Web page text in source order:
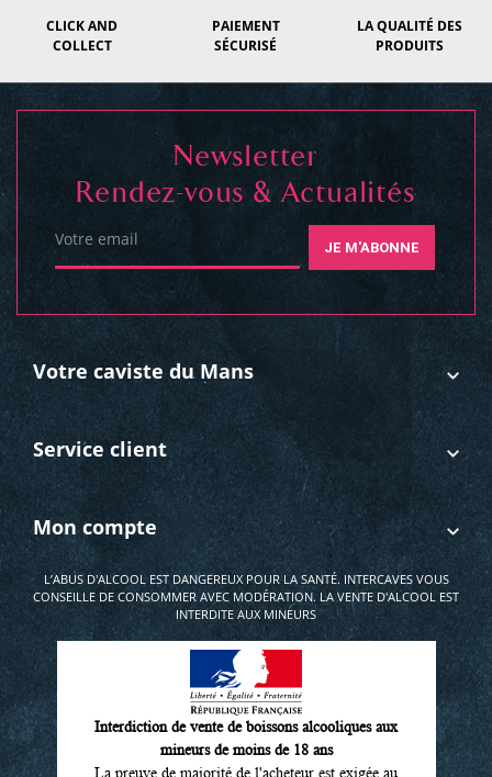
CLICK AND
COLLECT
PAIEMENT
SÉCURISÉ
LA QUALITÉ DES
PRODUITS
Votre caviste du Mans
Service client
Mon compte
Newsletter
Rendez-vous & Actualités
Votre email JE M'ABONNE
L’ABUS D'ALCOOL EST DANGEREUX POUR LA SANTÉ. INTERCAVES VOUS
CONSEILLE DE CONSOMMER AVEC MODÉRATION. LA VENTE D'ALCOOL EST
INTERDITE AUX MINEURS
Interdiction de vente de boissons alcooliques aux
mineurs de moins de 18 ans
La preuve de majorité de l'acheteur est exigée au